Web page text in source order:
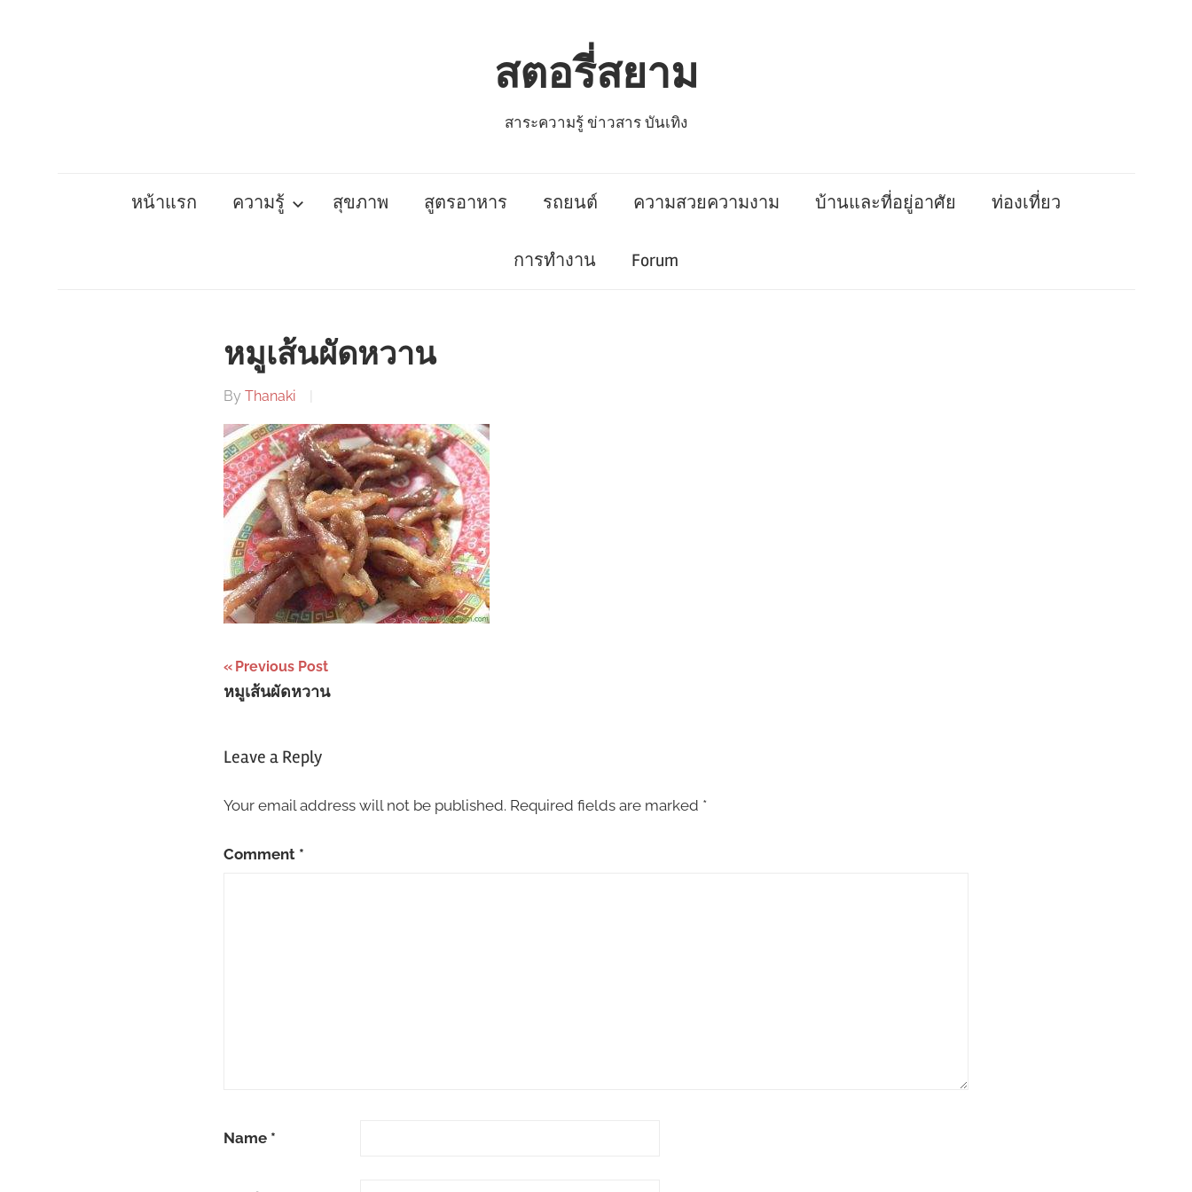
สตอรี่สยาม
สาระความรู้ ข่าวสาร บันเทิง
หน้าแรก ความรู้ สุขภาพ สูตรอาหาร รถยนต์ ความสวยความงาม บ้านและที่อยู่อาศัย ท่องเที่ยว
การทำงาน Forum
หมูเส้นผัดหวาน
By Thanaki
Post
navigation
Previous Post
หมูเส้นผัดหวาน
Leave a Reply
Your email address will not be published. Required fields are marked *
Comment *
Name *